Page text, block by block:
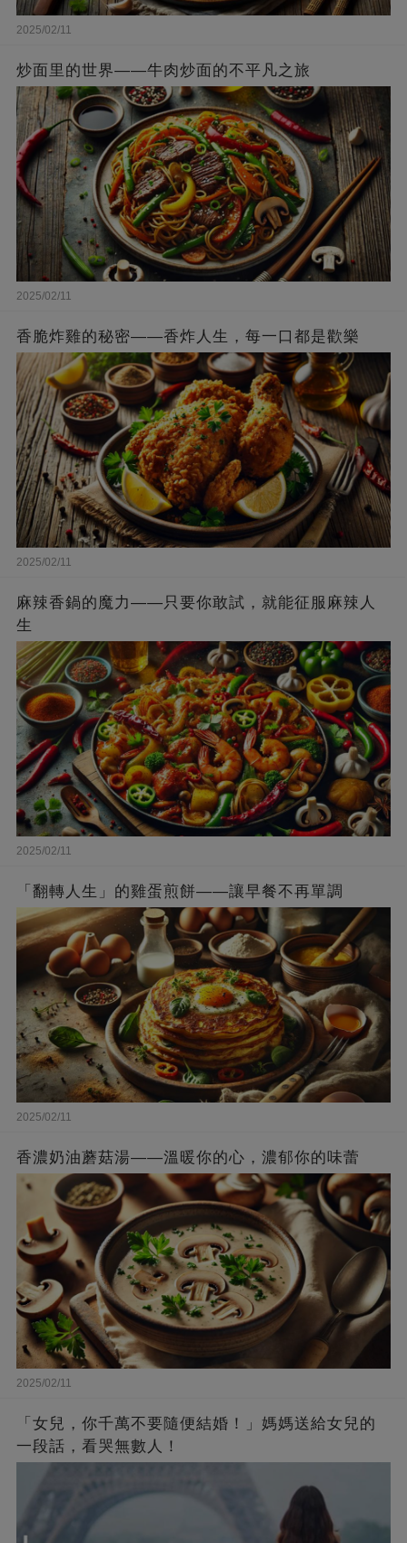
2025/02/11
炒面里的世界——牛肉炒面的不平凡之旅
2025/02/11
香脆炸雞的秘密——香炸人生，每一口都是歡樂
2025/02/11
麻辣香鍋的魔力——只要你敢試，就能征服麻辣人
生
2025/02/11
「翻轉人生」的雞蛋煎餅——讓早餐不再單調
2025/02/11
香濃奶油蘑菇湯——溫暖你的心，濃郁你的味蕾
2025/02/11
「女兒，你千萬不要隨便結婚！」媽媽送給女兒的
一段話，看哭無數人！